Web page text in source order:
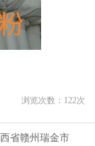
浏览次数： 122次
省赣州瑞金市